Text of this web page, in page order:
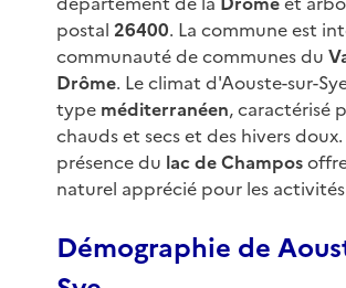
postal 26400. La commune est
communauté de communes du
Drôme. Le climat d'Aouste-sur-
type méditerranéen, caractérisé
chauds et secs et des hivers doux.
présence du lac de Champos
naturel apprécié pour les
Démographie de